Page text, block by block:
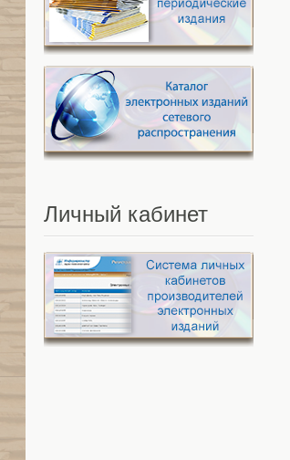
Личный кабинет